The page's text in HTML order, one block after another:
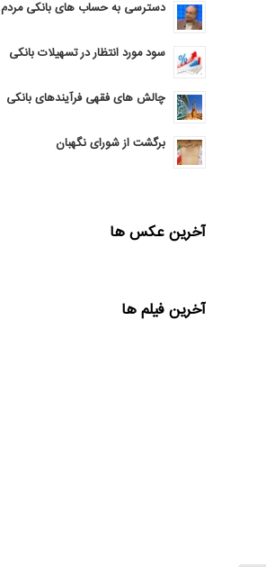
دسترسی به حساب های بانکی مردم
سود مورد انتظار در تسهیلات بانکی
چالش های فقهی فرآیندهای بانکی
برگشت از شورای نگهبان
آخرین عکس ها
آخرین فیلم ها